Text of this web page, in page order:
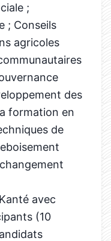
;
; Conseils
agricoles
des
formation en
de
avec
(10